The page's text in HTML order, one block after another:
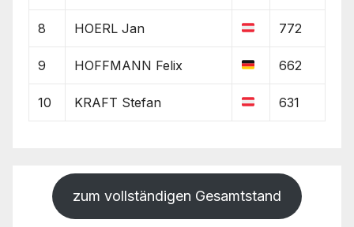
8 HOERL Jan 772
9 HOFFMANN Felix 662
10 KRAFT Stefan 631
zum vollständigen Gesamtstand